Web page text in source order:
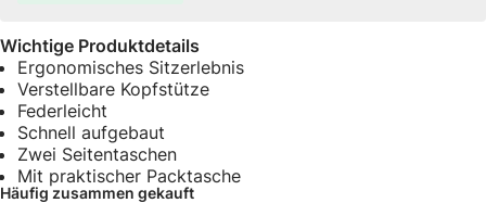
Wichtige Produktdetails
Ergonomisches Sitzerlebnis
Verstellbare Kopfstütze
Federleicht
Schnell aufgebaut
Zwei Seitentaschen
Mit praktischer Packtasche
Häufig zusammen gekauft